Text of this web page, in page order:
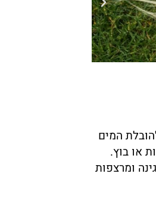
המים
או בוץ.
ומרצפות